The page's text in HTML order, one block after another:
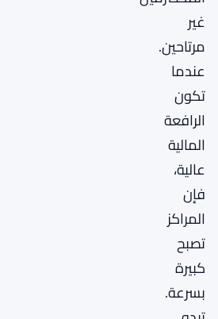
غير
مرتاحين.
عندما
تكون
الرافعة
المالية
عالية،
فإن
المراكز
تصبح
كبيرة
بسرعة.